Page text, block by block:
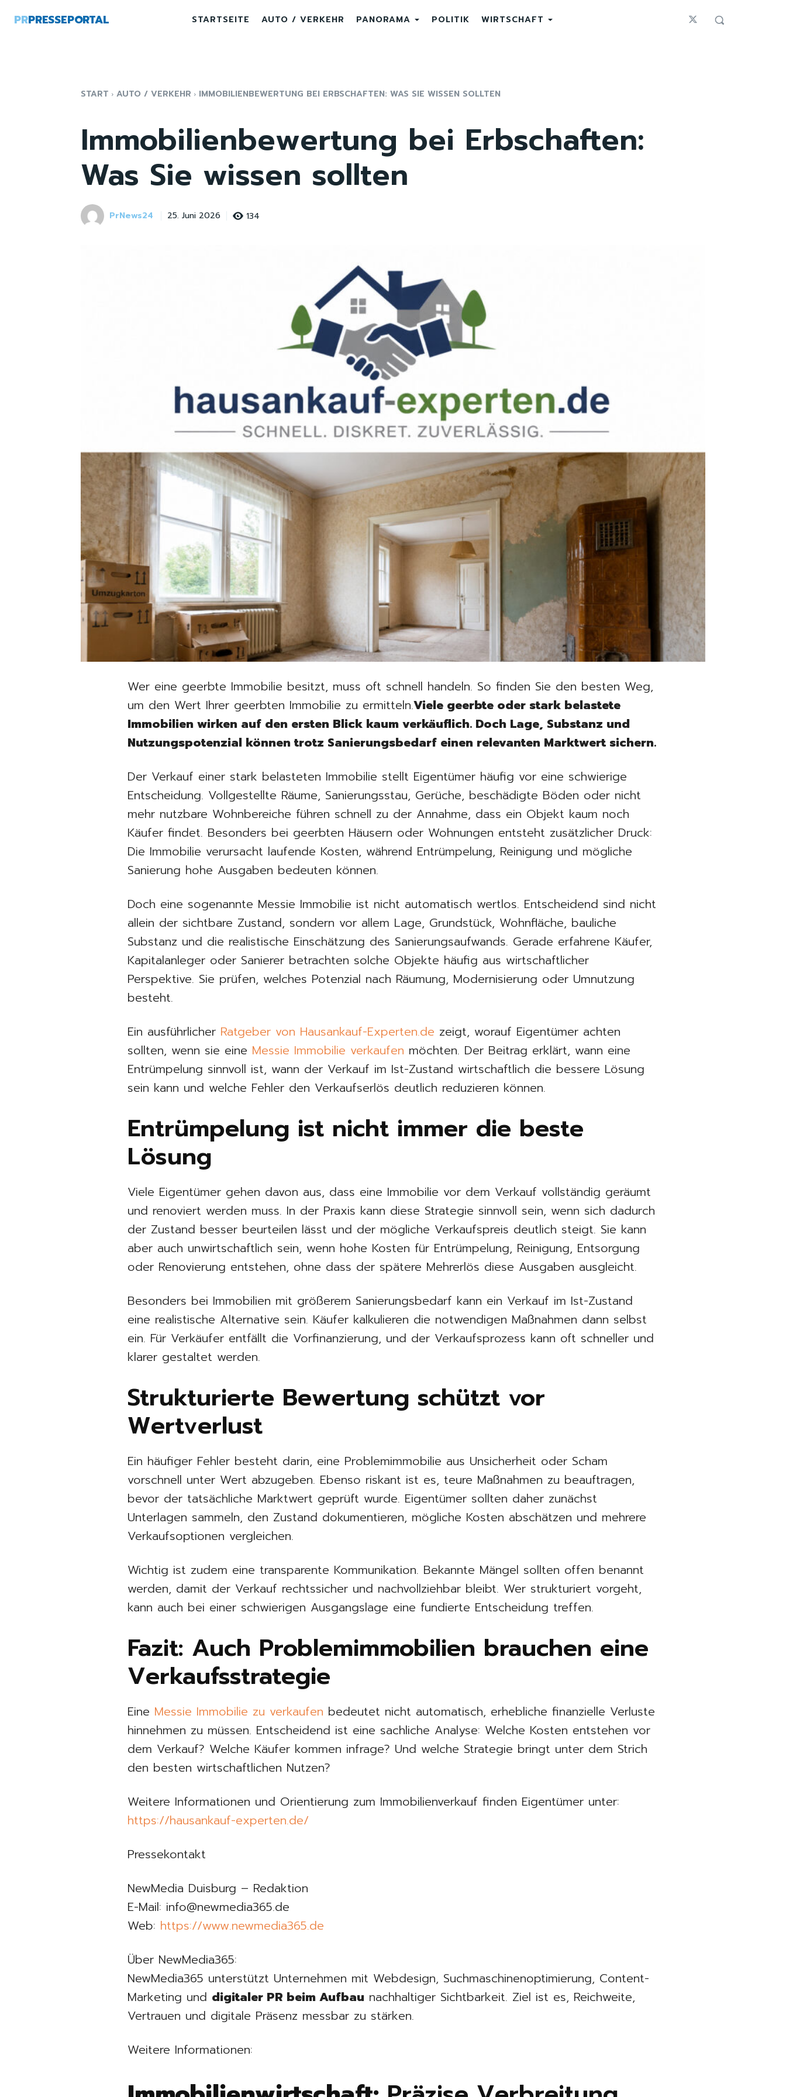
PRPRESSEPORTAL STARTSEITE AUTO / VERKEHR PANORAMA POLITIK WIRTSCHAFT
START AUTO / VERKEHR IMMOBILIENBEWERTUNG BEI ERBSCHAFTEN: WAS SIE WISSEN SOLLTEN
Immobilienbewertung bei Erbschaften:
Was Sie wissen sollten
PrNews24 25. Juni 2026 134
Wer eine geerbte Immobilie besitzt, muss oft schnell handeln. So finden Sie den besten Weg,
um den Wert Ihrer geerbten Immobilie zu ermitteln.Viele geerbte oder stark belastete
Immobilien wirken auf den ersten Blick kaum verkäuflich. Doch Lage, Substanz und
Nutzungspotenzial können trotz Sanierungsbedarf einen relevanten Marktwert sichern.
Der Verkauf einer stark belasteten Immobilie stellt Eigentümer häufig vor eine schwierige
Entscheidung. Vollgestellte Räume, Sanierungsstau, Gerüche, beschädigte Böden oder nicht
mehr nutzbare Wohnbereiche führen schnell zu der Annahme, dass ein Objekt kaum noch
Käufer findet. Besonders bei geerbten Häusern oder Wohnungen entsteht zusätzlicher Druck:
Die Immobilie verursacht laufende Kosten, während Entrümpelung, Reinigung und mögliche
Sanierung hohe Ausgaben bedeuten können.
Doch eine sogenannte Messie Immobilie ist nicht automatisch wertlos. Entscheidend sind nicht
allein der sichtbare Zustand, sondern vor allem Lage, Grundstück, Wohnfläche, bauliche
Substanz und die realistische Einschätzung des Sanierungsaufwands. Gerade erfahrene Käufer,
Kapitalanleger oder Sanierer betrachten solche Objekte häufig aus wirtschaftlicher
Perspektive. Sie prüfen, welches Potenzial nach Räumung, Modernisierung oder Umnutzung
besteht.
Ein ausführlicher Ratgeber von Hausankauf-Experten.de zeigt, worauf Eigentümer achten
sollten, wenn sie eine Messie Immobilie verkaufen möchten. Der Beitrag erklärt, wann eine
Entrümpelung sinnvoll ist, wann der Verkauf im Ist-Zustand wirtschaftlich die bessere Lösung
sein kann und welche Fehler den Verkaufserlös deutlich reduzieren können.
Entrümpelung ist nicht immer die beste
Lösung
Viele Eigentümer gehen davon aus, dass eine Immobilie vor dem Verkauf vollständig geräumt
und renoviert werden muss. In der Praxis kann diese Strategie sinnvoll sein, wenn sich dadurch
der Zustand besser beurteilen lässt und der mögliche Verkaufspreis deutlich steigt. Sie kann
aber auch unwirtschaftlich sein, wenn hohe Kosten für Entrümpelung, Reinigung, Entsorgung
oder Renovierung entstehen, ohne dass der spätere Mehrerlös diese Ausgaben ausgleicht.
Besonders bei Immobilien mit größerem Sanierungsbedarf kann ein Verkauf im Ist-Zustand
eine realistische Alternative sein. Käufer kalkulieren die notwendigen Maßnahmen dann selbst
ein. Für Verkäufer entfällt die Vorfinanzierung, und der Verkaufsprozess kann oft schneller und
klarer gestaltet werden.
Strukturierte Bewertung schützt vor
Wertverlust
Ein häufiger Fehler besteht darin, eine Problemimmobilie aus Unsicherheit oder Scham
vorschnell unter Wert abzugeben. Ebenso riskant ist es, teure Maßnahmen zu beauftragen,
bevor der tatsächliche Marktwert geprüft wurde. Eigentümer sollten daher zunächst
Unterlagen sammeln, den Zustand dokumentieren, mögliche Kosten abschätzen und mehrere
Verkaufsoptionen vergleichen.
Wichtig ist zudem eine transparente Kommunikation. Bekannte Mängel sollten offen benannt
werden, damit der Verkauf rechtssicher und nachvollziehbar bleibt. Wer strukturiert vorgeht,
kann auch bei einer schwierigen Ausgangslage eine fundierte Entscheidung treffen.
Fazit: Auch Problemimmobilien brauchen eine
Verkaufsstrategie
Eine Messie Immobilie zu verkaufen bedeutet nicht automatisch, erhebliche finanzielle Verluste
hinnehmen zu müssen. Entscheidend ist eine sachliche Analyse: Welche Kosten entstehen vor
dem Verkauf? Welche Käufer kommen infrage? Und welche Strategie bringt unter dem Strich
den besten wirtschaftlichen Nutzen?
Weitere Informationen und Orientierung zum Immobilienverkauf finden Eigentümer unter:
https://hausankauf-experten.de/
Pressekontakt
NewMedia Duisburg – Redaktion
E-Mail: info@newmedia365.de
Web: https://www.newmedia365.de
Über NewMedia365:
NewMedia365 unterstützt Unternehmen mit Webdesign, Suchmaschinenoptimierung, Content-
Marketing und digitaler PR beim Aufbau nachhaltiger Sichtbarkeit. Ziel ist es, Reichweite,
Vertrauen und digitale Präsenz messbar zu stärken.
Weitere Informationen: